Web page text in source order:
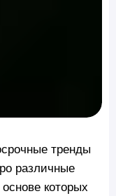
тренды
различные
которых